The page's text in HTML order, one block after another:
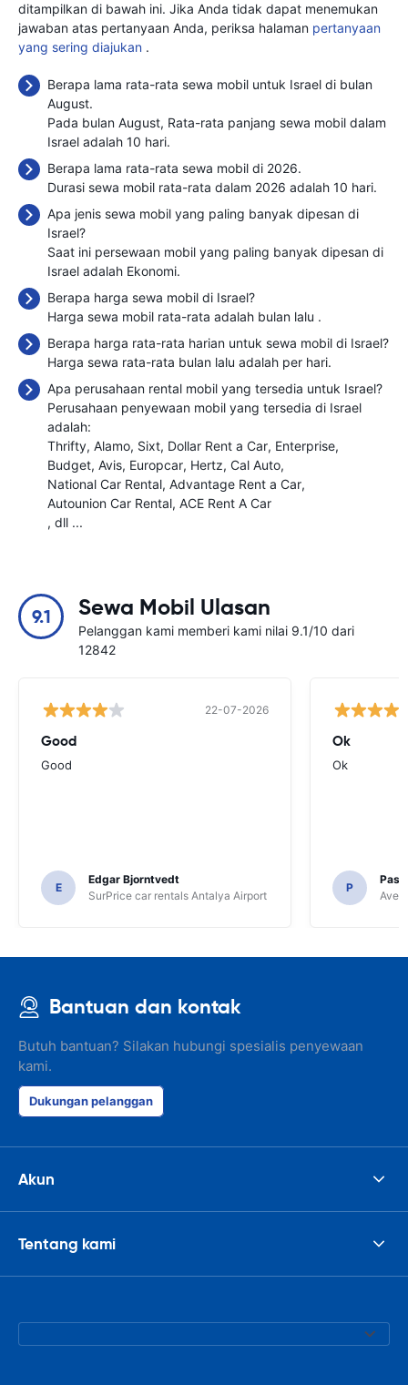
ditampilkan di bawah ini. Jika Anda tidak dapat menemukan
jawaban atas pertanyaan Anda, periksa halaman pertanyaan
yang sering diajukan .
Berapa lama rata-rata sewa mobil untuk Israel di bulan
August.
Pada bulan August, Rata-rata panjang sewa mobil dalam
Israel adalah 10 hari.
Berapa lama rata-rata sewa mobil di 2026.
Durasi sewa mobil rata-rata dalam 2026 adalah 10 hari.
Apa jenis sewa mobil yang paling banyak dipesan di
Israel?
Saat ini persewaan mobil yang paling banyak dipesan di
Israel adalah Ekonomi.
Berapa harga sewa mobil di Israel?
Harga sewa mobil rata-rata adalah bulan lalu .
Berapa harga rata-rata harian untuk sewa mobil di Israel?
Harga sewa rata-rata bulan lalu adalah per hari.
Apa perusahaan rental mobil yang tersedia untuk Israel?
Perusahaan penyewaan mobil yang tersedia di Israel
adalah:
Thrifty Alamo Sixt Dollar Rent a Car Enterprise
Budget Avis Europcar Hertz Cal Auto
National Car Rental Advantage Rent a Car
Autounion Car Rental ACE Rent A Car
, dll ...
9.1 Sewa Mobil Ulasan
Pelanggan kami memberi kami nilai 9.1/10 dari
12842
22-07-2026
Good
Good
E
Edgar Bjorntvedt
SurPrice car rentals Antalya Airport
Ok
Ok
P
Avec
Bantuan dan kontak
Butuh bantuan? Silakan hubungi spesialis penyewaan
kami.
Dukungan pelanggan
Akun
Tentang kami